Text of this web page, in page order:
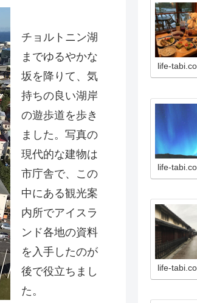
チョルトニン湖
までゆるやかな
坂を降りて、気
持ちの良い湖岸
の遊歩道を歩き
ました。写真の
現代的な建物は
市庁舎で、この
中にある観光案
内所でアイスラ
ンド各地の資料
を入手したのが
後で役立ちまし
た。
life-
life-
life-